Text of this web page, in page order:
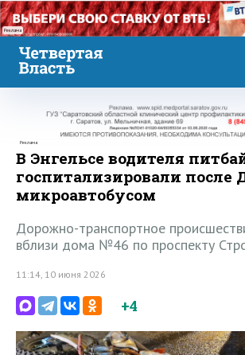
Реклама
Реклама
В Энгельсе водителя
госпитализировали после
микроавтобусом
Дорожно-транспортное
вблизи дома №46 по проспекту
11:14, 10 июня 2026
+4